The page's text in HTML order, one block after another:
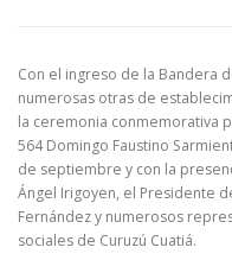
Con el ingreso de la Bandera
numerosas otras de
la ceremonia conmemorativa
564 Domingo Faustino
de septiembre y con la
Ángel Irigoyen, el Presidente
Fernández y numerosos
sociales de Curuzú Cuatiá.